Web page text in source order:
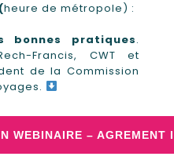
heure de métropole) :
bonnes pratiques.
Francis, CWT et
de la Commission
WEBINAIRE – AGREMENT